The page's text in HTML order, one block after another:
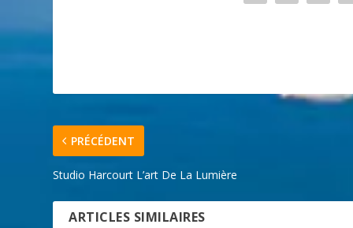
PRÉCÉDENT
Studio Harcourt L’art De La Lumière
ARTICLES SIMILAIRES